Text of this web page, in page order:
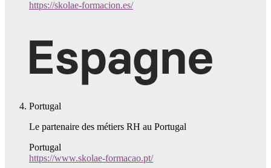
https://skolae-formacion.es/
Portugal
Le partenaire des métiers RH au Portugal
Portugal
https://www.skolae-formacao.pt/